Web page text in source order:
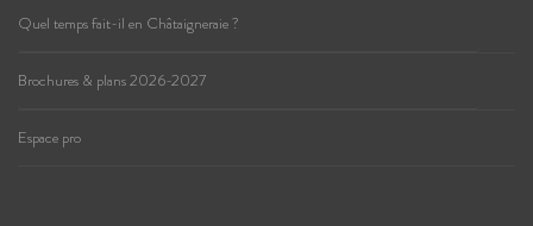
Quel temps fait-il en Châtaigneraie ?
Brochures & plans 2026-2027
Espace pro